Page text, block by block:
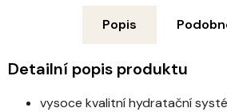
Popis
Detailní popis produktu
vysoce kvalitní hydratační